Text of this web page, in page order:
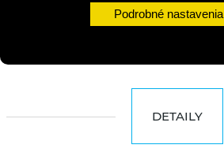
Podrobné nastavenia
DETAILY